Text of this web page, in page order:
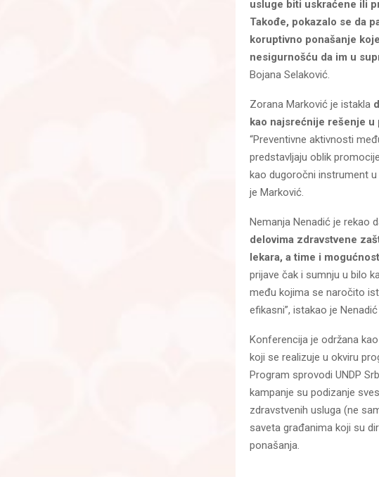
usluge biti uskraćene ili
Takođe, pokazalo se da
koruptivno ponašanje
nesigurnošću da im u
Bojana Selaković.
Zorana Marković je istakla
kao najsrećnije rešenje
“Preventivne aktivnosti
predstavljaju oblik
kao dugoročni instrument
je Marković.
Nemanja Nenadić je rekao
delovima zdravstvene
lekara, a time i
prijave čak i sumnju u bilo
među kojima se naročito
efikasni”, istakao je Nenadić
Konferencija je održana
koji se realizuje u okviru
Program sprovodi UNDP
kampanje su podizanje
zdravstvenih usluga (ne
saveta građanima koji su
ponašanja.